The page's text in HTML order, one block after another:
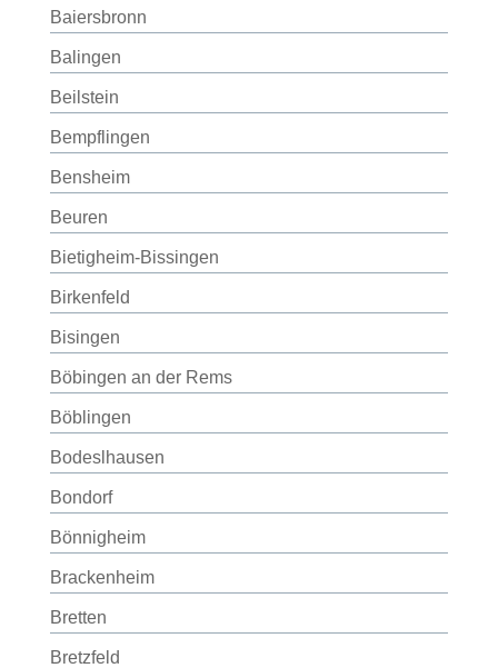
Baiersbronn
Balingen
Beilstein
Bempflingen
Bensheim
Beuren
Bietigheim-Bissingen
Birkenfeld
Bisingen
Böbingen an der Rems
Böblingen
Bodeslhausen
Bondorf
Bönnigheim
Brackenheim
Bretten
Bretzfeld